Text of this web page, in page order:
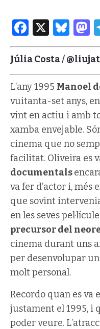
X
Júlia Costa/
L’any 1995 Manoel
vuitanta-set anys,
vint en actiu i amb
xamba envejable.
cinema que no
facilitat. Oliveira es
documentals
va fer d’actor i, més
que sovint
en les seves
precursor del
cinema durant uns
per desenvolupar
molt personal.
Recordo quan es va
justament el 1995, i
poder veure.